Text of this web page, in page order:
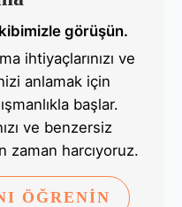
görüşün.
ihtiyaçlarınızı ve
anlamak için
başlar.
ve benzersiz
zaman harcıyoruz.
ÖĞRENİN